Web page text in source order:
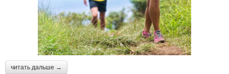
читать дальше →